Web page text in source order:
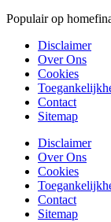
Populair op
Disclaimer
Over Ons
Cookies
Contact
Sitemap
Disclaimer
Over Ons
Cookies
Contact
Sitemap